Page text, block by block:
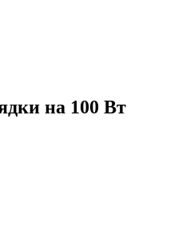
на 100 Вт